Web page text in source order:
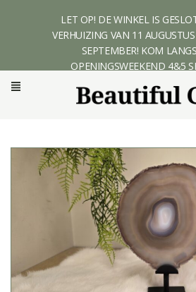
LET OP! DE WINKEL IS
VERHUIZING VAN 11
SEPTEMBER! KOM
OPENINGSWEEKEND 4&5